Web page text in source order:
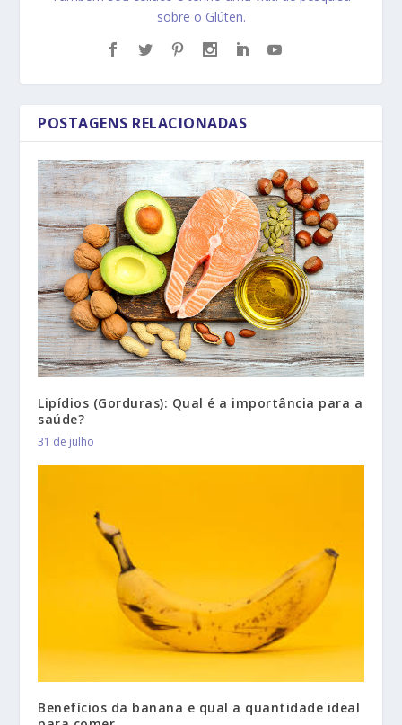
sobre o Glúten.
POSTAGENS RELACIONADAS
Lipídios (Gorduras): Qual é a importância para a
saúde?
31 de julho
Benefícios da banana e qual a quantidade ideal